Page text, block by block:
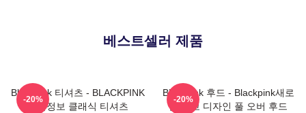
베스트셀러 제품
Blackpink 티셔츠 - BLACKPINK
제품정보 클래식 티셔츠
-20%
Blackpink 후드 - Blackpink새로
운 로고 디자인 풀 오버 후드
-20%